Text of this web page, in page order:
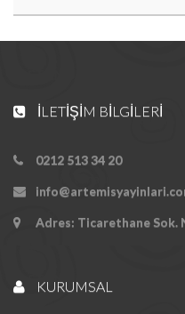
İLETIŞIM BILGILERI
0212 513 34 20
Adres: Ticarethane Sok.
KURUMSAL